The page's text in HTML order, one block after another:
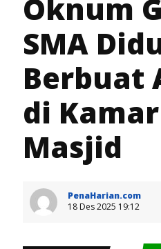
Oknum
SMA
Berbuat
di
Masjid
PenaHarian.com
18 Des 2025 19:12